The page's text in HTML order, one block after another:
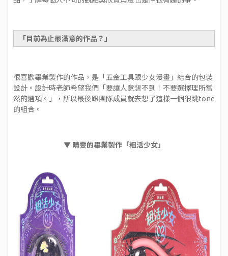
「目前為止最滿意的作品？」
很喜歡畢業製作的作品，是「五金工具跟少女漫畫」結合的包裝
設計。設計時老師希望我們「要讓人意想不到！不要選擇理所當
然的選項。」，所以最後跟團隊成員就去想了這樣一個很跳tone
的組合。
▼ 晴雯的畢業製作「粗活少女」